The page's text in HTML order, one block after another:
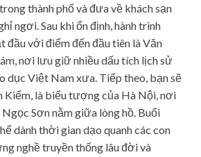
thành phố và đưa về khách sạn
ngơi. Sau khi ổn định, hành trình
đầu với điểm đến đầu tiên là Văn
nơi lưu giữ nhiều dấu tích lịch sử
dục Việt Nam xưa. Tiếp theo, bạn sẽ
Kiếm, là biểu tượng của Hà Nội, nơi
Ngọc Sơn nằm giữa lòng hồ. Buổi
dành thời gian dạo quanh các con
nghề truyền thống lâu đời và